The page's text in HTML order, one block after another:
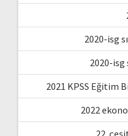
2020-isg
2020-isg
2021 KPSS Eğitim
2022
22.